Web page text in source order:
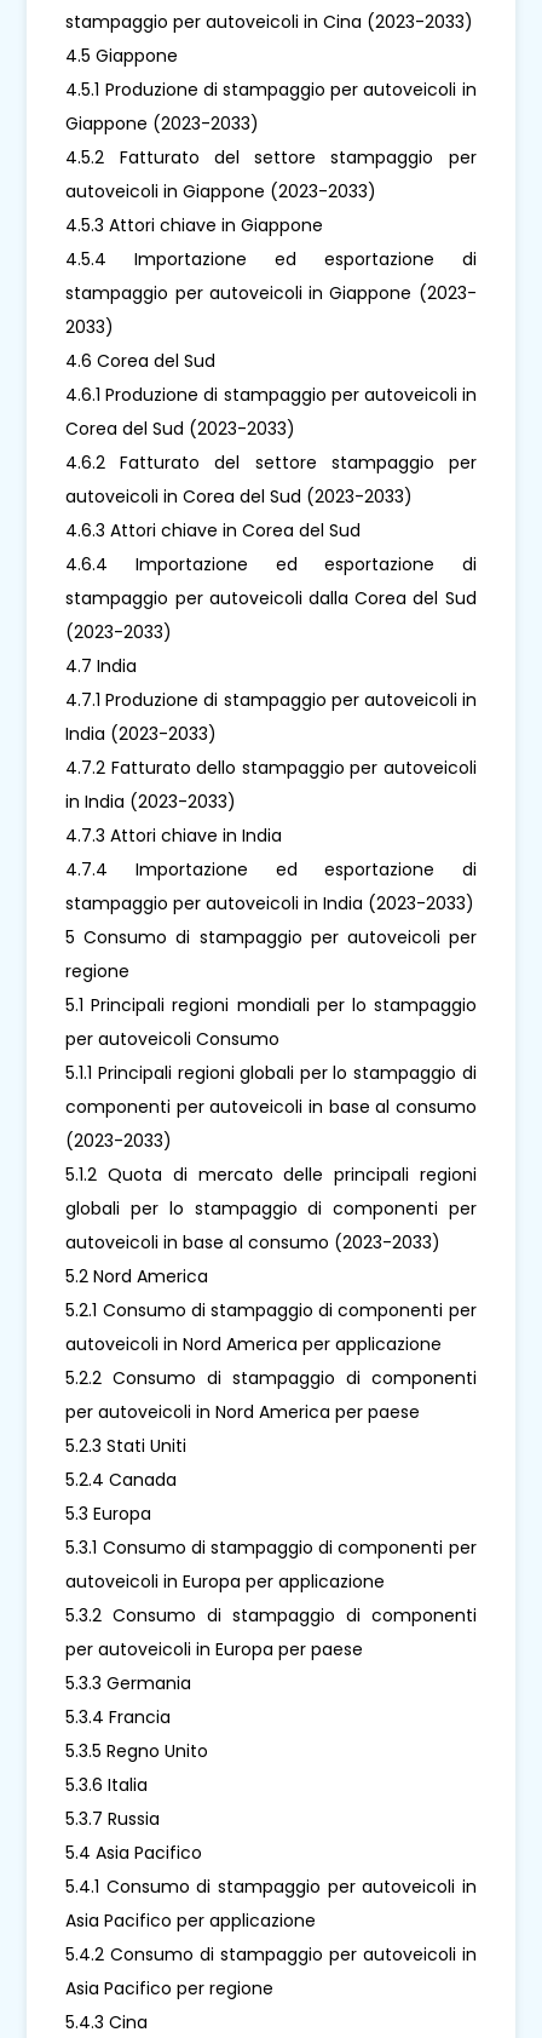
stampaggio per autoveicoli in Cina (2023-2033)
4.5 Giappone
4.5.1 Produzione di stampaggio per autoveicoli in
Giappone (2023-2033)
4.5.2 Fatturato del settore stampaggio per
autoveicoli in Giappone (2023-2033)
4.5.3 Attori chiave in Giappone
4.5.4 Importazione ed esportazione di
stampaggio per autoveicoli in Giappone (2023-
2033)
4.6 Corea del Sud
4.6.1 Produzione di stampaggio per autoveicoli in
Corea del Sud (2023-2033)
4.6.2 Fatturato del settore stampaggio per
autoveicoli in Corea del Sud (2023-2033)
4.6.3 Attori chiave in Corea del Sud
4.6.4 Importazione ed esportazione di
stampaggio per autoveicoli dalla Corea del Sud
(2023-2033)
4.7 India
4.7.1 Produzione di stampaggio per autoveicoli in
India (2023-2033)
4.7.2 Fatturato dello stampaggio per autoveicoli
in India (2023-2033)
4.7.3 Attori chiave in India
4.7.4 Importazione ed esportazione di
stampaggio per autoveicoli in India (2023-2033)
5 Consumo di stampaggio per autoveicoli per
regione
5.1 Principali regioni mondiali per lo stampaggio
per autoveicoli Consumo
5.1.1 Principali regioni globali per lo stampaggio di
componenti per autoveicoli in base al consumo
(2023-2033)
5.1.2 Quota di mercato delle principali regioni
globali per lo stampaggio di componenti per
autoveicoli in base al consumo (2023-2033)
5.2 Nord America
5.2.1 Consumo di stampaggio di componenti per
autoveicoli in Nord America per applicazione
5.2.2 Consumo di stampaggio di componenti
per autoveicoli in Nord America per paese
5.2.3 Stati Uniti
5.2.4 Canada
5.3 Europa
5.3.1 Consumo di stampaggio di componenti per
autoveicoli in Europa per applicazione
5.3.2 Consumo di stampaggio di componenti
per autoveicoli in Europa per paese
5.3.3 Germania
5.3.4 Francia
5.3.5 Regno Unito
5.3.6 Italia
5.3.7 Russia
5.4 Asia Pacifico
5.4.1 Consumo di stampaggio per autoveicoli in
Asia Pacifico per applicazione
5.4.2 Consumo di stampaggio per autoveicoli in
Asia Pacifico per regione
5.4.3 Cina